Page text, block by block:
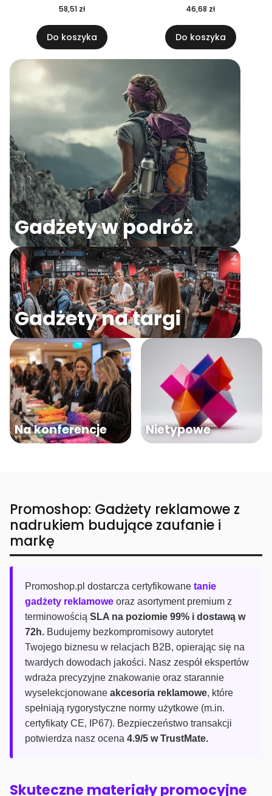
58,51 zł
Do koszyka
46,68 zł
Do koszyka
Gadżety w podróż
Gadżety na targi
Na konferencje Nietypowe
Promoshop: Gadżety reklamowe z
nadrukiem budujące zaufanie i
markę
Promoshop.pl dostarcza certyfikowane tanie
gadżety reklamowe oraz asortyment premium z
terminowością SLA na poziomie 99% i dostawą w
72h. Budujemy bezkompromisowy autorytet
Twojego biznesu w relacjach B2B, opierając się na
twardych dowodach jakości. Nasz zespół ekspertów
wdraża precyzyjne znakowanie oraz starannie
wyselekcjonowane akcesoria reklamowe, które
spełniają rygorystyczne normy użytkowe (m.in.
certyfikaty CE, IP67). Bezpieczeństwo transakcji
potwierdza nasz ocena 4.9/5 w TrustMate.
Skuteczne materiały promocyjne